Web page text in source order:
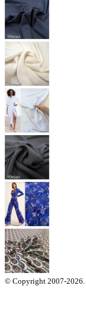
© Copyright 2007-2026.